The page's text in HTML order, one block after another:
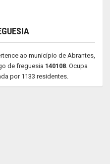
ao município de Abrantes,
de freguesia 140108. Ocupa
por 1133 residentes.